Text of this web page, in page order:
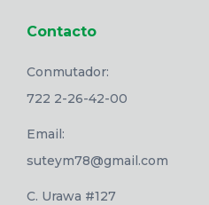
Contacto
Conmutador:
722 2-26-42-00
Email:
suteym78@gmail.com
C. Urawa #127